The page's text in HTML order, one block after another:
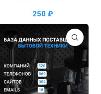
поставщиков
кофе — таблица
в Excel
₽